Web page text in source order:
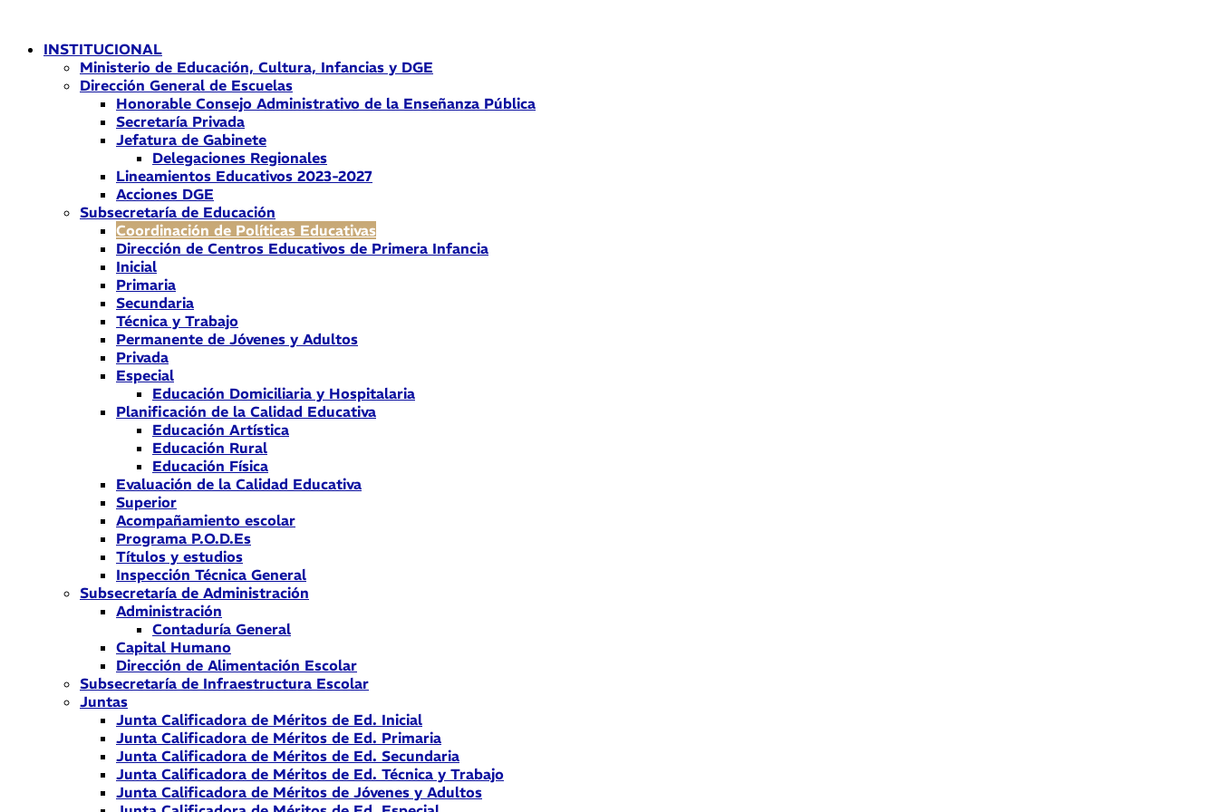
contenidoINSTITUCIONAL
Ministerio de Educación, Cultura, Infancias y DGE
Dirección General de Escuelas
Honorable Consejo Administrativo de la Enseñanza Pública
Secretaría Privada
Jefatura de Gabinete
Delegaciones Regionales
Lineamientos Educativos 2023-2027
Acciones DGE
Subsecretaría de Educación
Coordinación de Políticas Educativas
Dirección de Centros Educativos de Primera Infancia
Inicial
Primaria
Secundaria
Técnica y Trabajo
Permanente de Jóvenes y Adultos
Privada
Especial
Educación Domiciliaria y Hospitalaria
Planificación de la Calidad Educativa
Educación Artística
Educación Rural
Educación Física
Evaluación de la Calidad Educativa
Superior
Acompañamiento escolar
Programa P.O.D.Es
Títulos y estudios
Inspección Técnica General
Subsecretaría de Administración
Administración
Contaduría General
Capital Humano
Dirección de Alimentación Escolar
Subsecretaría de Infraestructura Escolar
Juntas
Junta Calificadora de Méritos de Ed. Inicial
Junta Calificadora de Méritos de Ed. Primaria
Junta Calificadora de Méritos de Ed. Secundaria
Junta Calificadora de Méritos de Ed. Técnica y Trabajo
Junta Calificadora de Méritos de Jóvenes y Adultos